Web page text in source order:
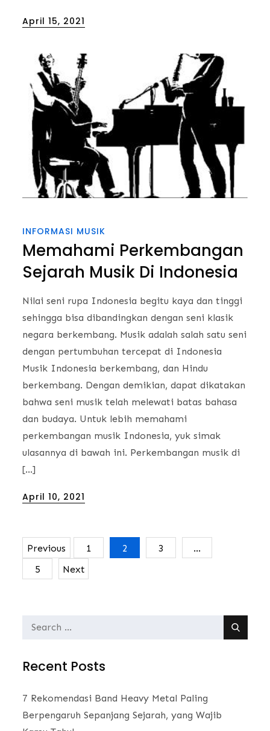
Posted
April 15, 2021
INFORMASI MUSIK
Memahami Perkembangan
Sejarah Musik Di Indonesia
Nilai seni rupa Indonesia begitu kaya dan tinggi
sehingga bisa dibandingkan dengan seni klasik
negara berkembang. Musik adalah salah satu seni
dengan pertumbuhan tercepat di Indonesia
Musik Indonesia berkembang, dan Hindu
berkembang. Dengan demikian, dapat dikatakan
bahwa seni musik telah melewati batas bahasa
dan budaya. Untuk lebih memahami
perkembangan musik Indonesia, yuk simak
ulasannya di bawah ini. Perkembangan musik di
[…]
Posted
April 10, 2021
Posts
Previous 1 2 3
…
5
Next
Search
Recent Posts
7 Rekomendasi Band Heavy Metal Paling
Berpengaruh Sepanjang Sejarah, yang Wajib